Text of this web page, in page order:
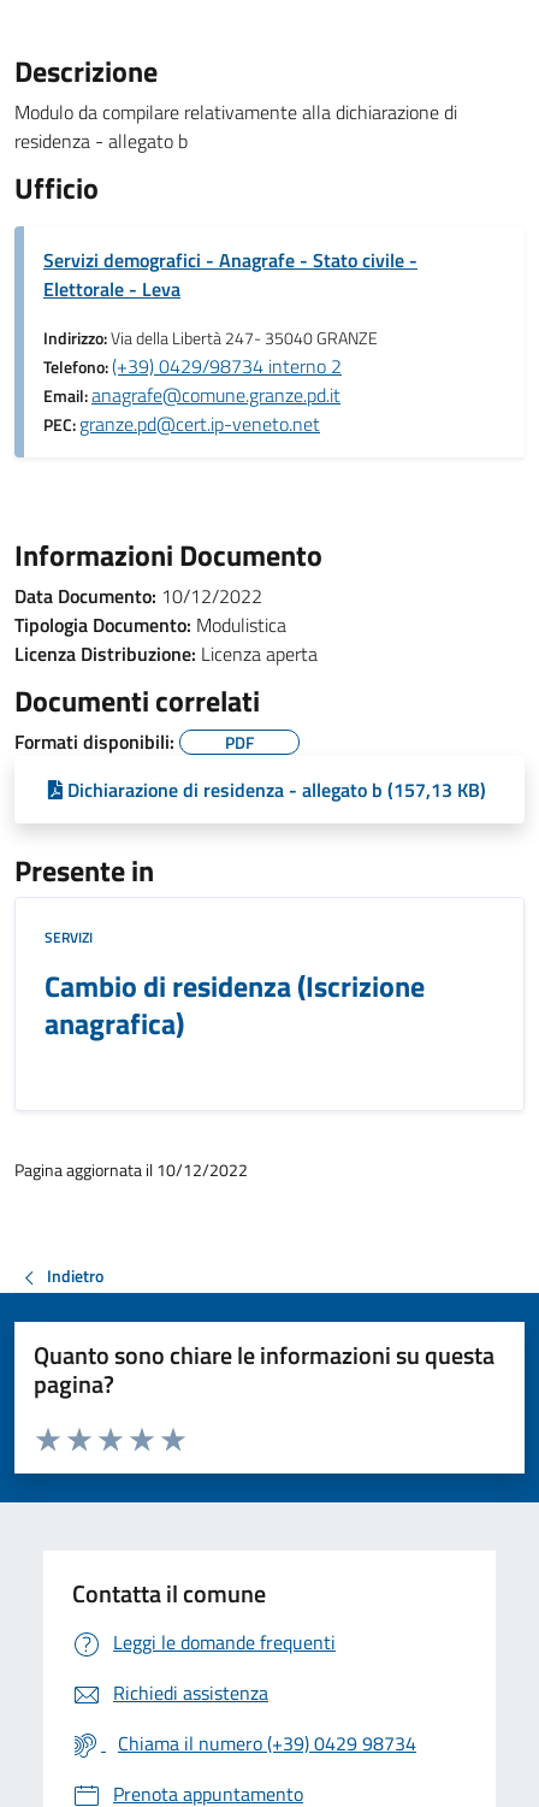
Descrizione
Modulo da compilare relativamente alla dichiarazione di
residenza - allegato b
Ufficio
Servizi demografici - Anagrafe - Stato civile -
Elettorale - Leva
Indirizzo:Via della Libertà 247- 35040 GRANZE
Telefono:(+39) 0429/98734 interno 2
Email:anagrafe@comune.granze.pd.it
PEC:granze.pd@cert.ip-veneto.net
Informazioni Documento
Data Documento: 10/12/2022
Tipologia Documento: Modulistica
Licenza Distribuzione: Licenza aperta
Documenti correlati
Formati disponibili: PDF
Dichiarazione di residenza - allegato b (157,13 KB)
Presente in
SERVIZI
Cambio di residenza (Iscrizione
anagrafica)
Pagina aggiornata il 10/12/2022
Indietro
Quanto sono chiare le informazioni su questa
pagina?
Valuta da 1 a 5 stelle la pagina
Valuta 5 stelle su 5
Valuta 4 stelle su 5
Valuta 3 stelle su 5
Valuta 2 stelle su 5
Valuta 1 stelle su 5
Contatta il comune
Leggi le domande frequenti
Richiedi assistenza
Chiama il numero (+39) 0429 98734
Prenota appuntamento